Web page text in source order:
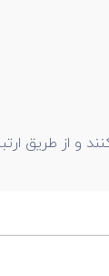
و از طریق